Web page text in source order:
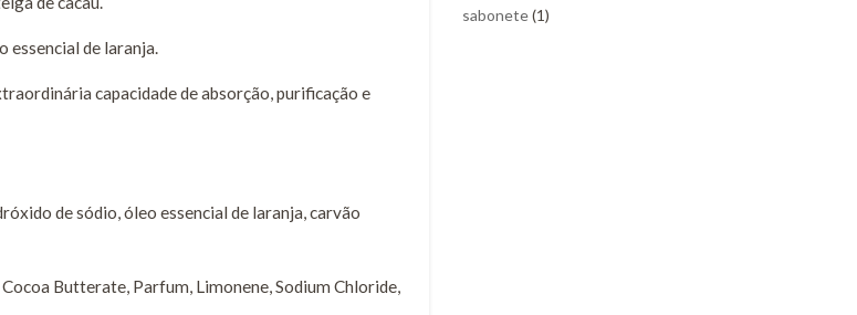
essencial de laranja.
capacidade de absorção, purificação e
de sódio, óleo essencial de laranja, carvão
Butterate, Parfum, Limonene, Sodium Chloride,
sabonete(1)